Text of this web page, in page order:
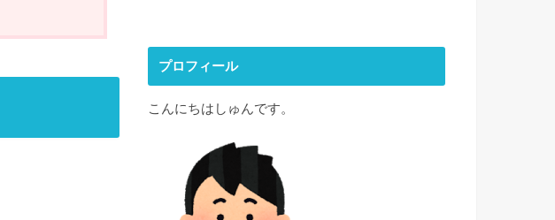
プロフィール
こんにちはしゅんです。